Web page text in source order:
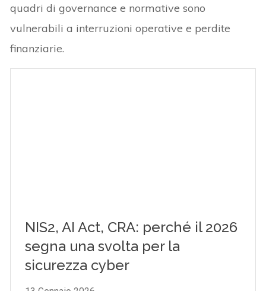
quadri di governance e normative sono
vulnerabili a interruzioni operative e perdite
finanziarie.